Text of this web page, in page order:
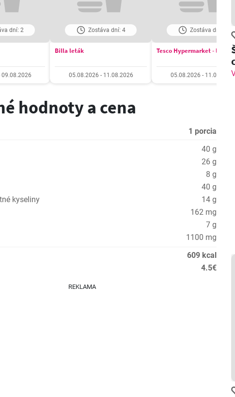
dní: 2
09.08.2026
Zostáva dní: 4
Billa leták
05.08.2026 - 11.08.2026
Zostáva dní: 4
Tesco Hypermarket - leták
05.08.2026 - 11.08.2026
hodnoty a cena
1 porcia
40 g
26 g
8 g
40 g
kyseliny
14 g
162 mg
7 g
1100 mg
609 kcal
4.5€
REKLAMA